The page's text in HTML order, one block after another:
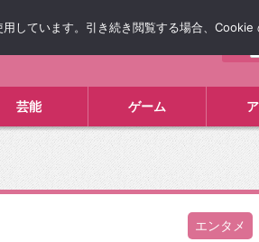
芸能 ゲーム
エンタメ
しています。引き続き閲覧する場合、Cookie